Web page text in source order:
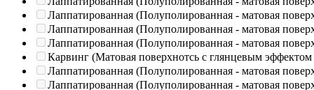
Лаппатированная (Полуполированная - матовая
Лаппатированная (Полуполированная - матовая
Лаппатированная (Полуполированная - матовая
Карвинг (Матовая поверхнотсь с глянцевым эффектом
Лаппатированная (Полуполированная - матовая
Лаппатированная (Полуполированная - матовая